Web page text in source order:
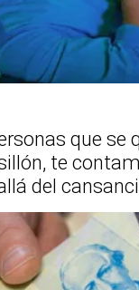
que se
te
del